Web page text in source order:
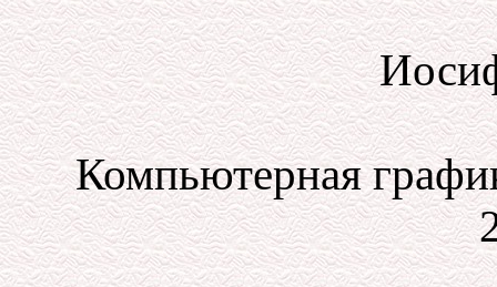
Компьютерная